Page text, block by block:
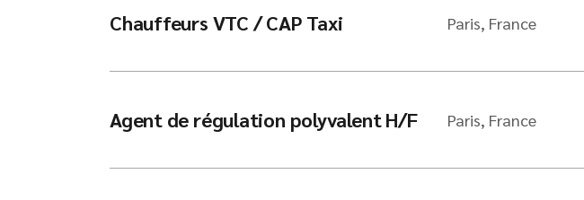
Chauffeurs VTC / CAP Taxi Paris, France
Agent de régulation polyvalent H/F Paris, France